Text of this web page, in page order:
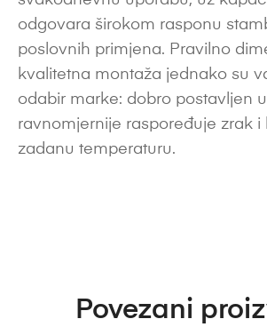
odgovara širokom rasponu
poslovnih primjena. Pravilno
kvalitetna montaža jednako su
odabir marke: dobro postavljen
ravnomjernije raspoređuje zrak i
zadanu temperaturu.
Povezani